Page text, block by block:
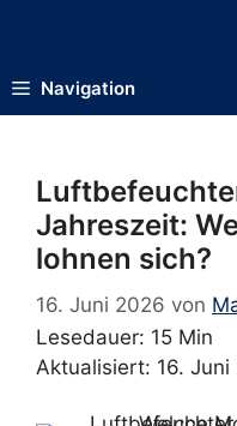
Navigation
Jahreszeit:
lohnen sich?
16. Juni 2026 von
Lesedauer: 15 Min
Aktualisiert: 16. Juni